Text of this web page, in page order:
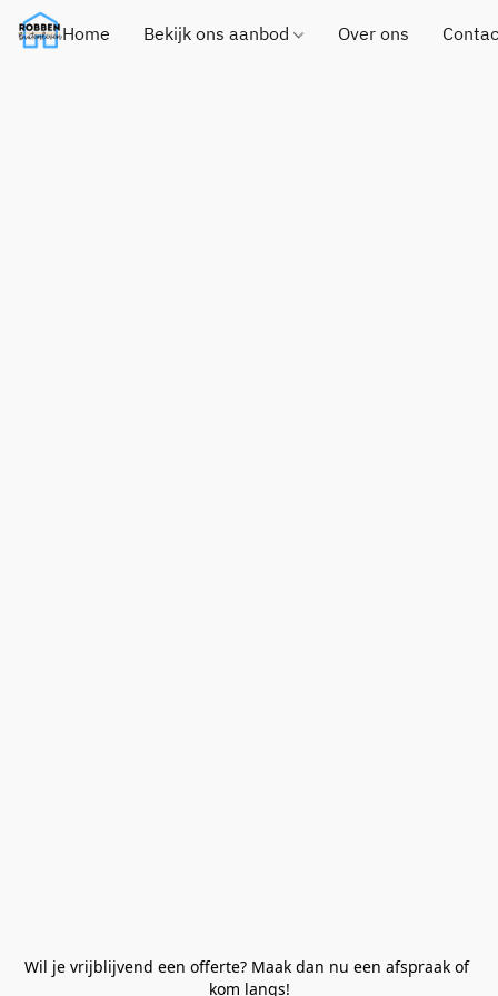
Home Bekijk ons aanbod Over ons
Wil je vrijblijvend een offerte? Maak dan nu een afspraak of
kom langs!